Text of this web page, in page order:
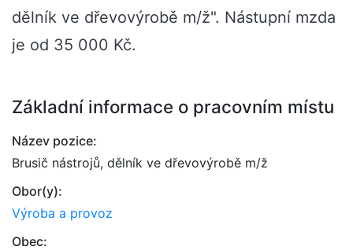
dělník ve dřevovýrobě m/ž". Nástupní mzda
je od 35 000 Kč.
Základní informace o pracovním místu
Název pozice:
Brusič nástrojů, dělník ve dřevovýrobě m/ž
Obor(y):
Výroba a provoz
Obec: